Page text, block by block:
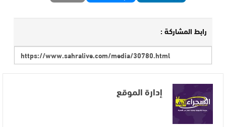
رابط المشاركة :
إدارة الموقع